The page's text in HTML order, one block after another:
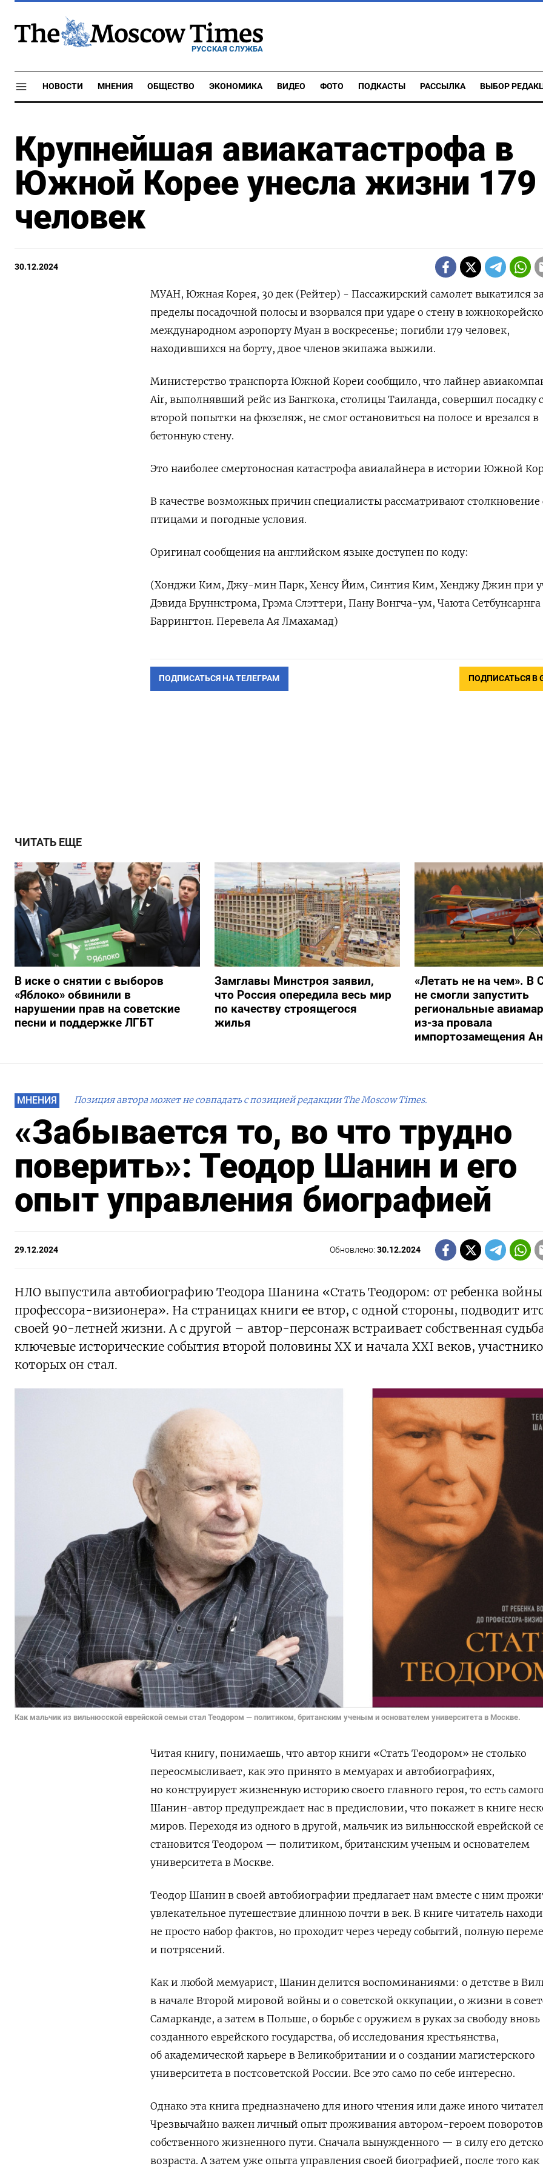
РУССКАЯ СЛУЖБА
НОВОСТИ МНЕНИЯ ОБЩЕСТВО ЭКОНОМИКА ВИДЕО ФОТО ПОДКАСТЫ РАССЫЛКА ВЫБОР
Крупнейшая авиакатастрофа в
Южной Корее унесла жизни 179
человек
30.12.2024
МУАН, Южная Корея, 30 дек (Рейтер) - Пассажирский самолет выкатился
пределы посадочной полосы и взорвался при ударе о стену в
международном аэропорту Муан в воскресенье; погибли 179 человек,
находившихся на борту, двое членов экипажа выжили.
Министерство транспорта Южной Кореи сообщило, что лайнер
Air, выполнявший рейс из Бангкока, столицы Таиланда, совершил посадку
второй попытки на фюзеляж, не смог остановиться на полосе и врезался в
бетонную стену.
Это наиболее смертоносная катастрофа авиалайнера в истории Южной
В качестве возможных причин специалисты рассматривают столкновение
птицами и погодные условия.
Оригинал сообщения на английском языке доступен по коду:
(Хонджи Ким, Джу-мин Парк, Хенсу Йим, Синтия Ким, Хенджу Джин при
Дэвида Бруннстрома, Грэма Слэттери, Пану Вонгча-ум, Чаюта
Баррингтон. Перевела Ая Лмахамад)
ПОДПИСАТЬСЯ НА ТЕЛЕГРАМ ПОДПИСАТЬСЯ В
ЧИТАТЬ ЕЩЕ
В иске о снятии с выборов
«Яблоко» обвинили в
нарушении прав на советские
песни и поддержке ЛГБТ
Замглавы Минстроя заявил,
что Россия опередила весь мир
по качеству строящегося
жилья
«Летать не на чем». В
не смогли запустить
региональные
из-за провала
импортозамещения
МНЕНИЯ Позиция автора может не совпадать с позицией редакции The Moscow Times.
«Забывается то, во что трудно
поверить»: Теодор Шанин и его
опыт управления биографией
29.12.2024 Обновлено:30.12.2024
НЛО выпустила автобиографию Теодора Шанина «Стать Теодором: от ребенка
профессора-визионера». На страницах книги ее втор, с одной стороны, подводит
своей 90-летней жизни. А с другой – автор-персонаж встраивает собственная
ключевые исторические события второй половины XX и начала XXI веков,
которых он стал.
Как мальчик из вильнюсской еврейской семьи стал Теодором — политиком, британским ученым и основателем университета в Москве.
Читая книгу, понимаешь, что автор книги «Стать Теодором» не столько
переосмысливает, как это принято в мемуарах и автобиографиях,
но конструирует жизненную историю своего главного героя, то есть
Шанин-автор предупреждает нас в предисловии, что покажет в книге
миров. Переходя из одного в другой, мальчик из вильнюсской еврейской
становится Теодором — политиком, британским ученым и основателем
университета в Москве.
Теодор Шанин в своей автобиографии предлагает нам вместе с ним
увлекательное путешествие длинною почти в век. В книге читатель
не просто набор фактов, но проходит через череду событий, полную
и потрясений.
Как и любой мемуарист, Шанин делится воспоминаниями: о детстве в
в начале Второй мировой войны и о советской оккупации, о жизни в
Самарканде, а затем в Польше, о борьбе с оружием в руках за свободу вновь
созданного еврейского государства, об исследования крестьянства,
об академической карьере в Великобритании и о создании магистерского
университета в постсоветской России. Все это само по себе интересно.
Однако эта книга предназначено для иного чтения или даже иного
Чрезвычайно важен личный опыт проживания автором-героем поворотов
собственного жизненного пути. Сначала вынужденного — в силу его
возраста. А затем уже опыта управления своей биографией, после того как